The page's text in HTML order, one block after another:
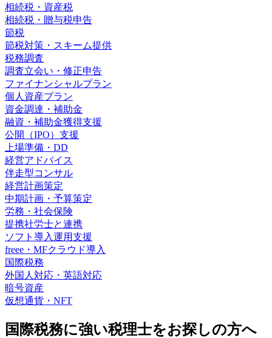
相続税・資産税
相続税・贈与税申告
節税
節税対策・スキーム提供
税務調査
調査立会い・修正申告
ファイナンシャルプラン
個人資産プラン
資金調達・補助金
融資・補助金獲得支援
公開（IPO）支援
上場準備・DD
経営アドバイス
伴走型コンサル
経営計画策定
中期計画・予算策定
労務・社会保険
提携社労士と連携
ソフト導入運用支援
freee・MFクラウド導入
国際税務
外国人対応・英語対応
暗号資産
仮想通貨・NFT
国際税務に強い税理士をお探しの方へ